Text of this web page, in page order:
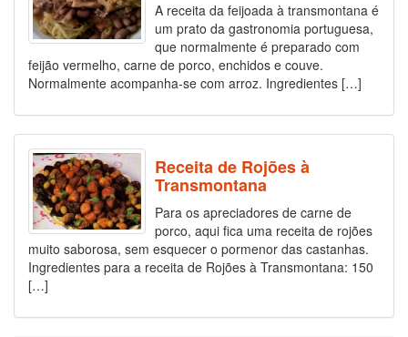
A receita da feijoada à transmontana é
um prato da gastronomia portuguesa,
que normalmente é preparado com
feijão vermelho, carne de porco, enchidos e couve.
Normalmente acompanha-se com arroz. Ingredientes […]
Receita de Rojões à
Transmontana
Para os apreciadores de carne de
porco, aqui fica uma receita de rojões
muito saborosa, sem esquecer o pormenor das castanhas.
Ingredientes para a receita de Rojões à Transmontana: 150
[…]